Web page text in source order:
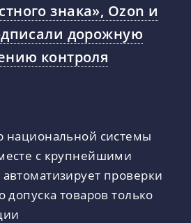
знака», Ozon и
дорожную
контроля
национальной системы
с крупнейшими
проверки
допуска товаров только